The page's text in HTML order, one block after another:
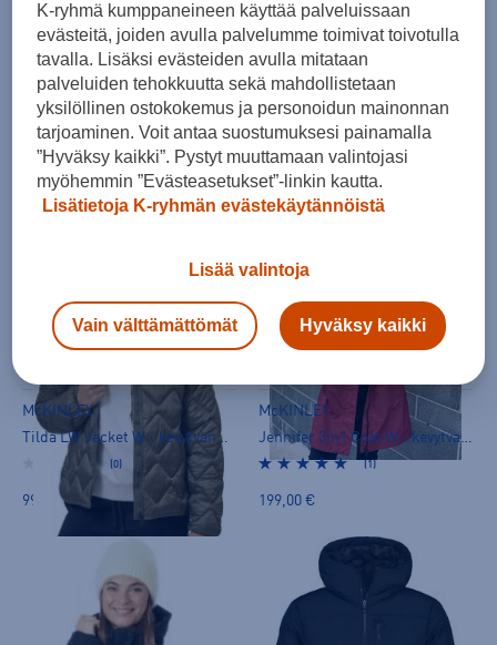
McKINLEY
Kicker Jacket Jr - toppatakki
(0)
149,00 €
McKINLEY
(0)
99,90 €
McKINLEY
Tilda LW Jacket W - kevytvanutakki
(0)
99,90 €
McKINLEY
Jennifer 3in1 Coat W - kevytvanutakki
(1)
199,00 €
K-ryhmä kumppaneineen käyttää palveluissaan
evästeitä, joiden avulla palvelumme toimivat toivotulla
tavalla. Lisäksi evästeiden avulla mitataan
palveluiden tehokkuutta sekä mahdollistetaan
yksilöllinen ostokokemus ja personoidun mainonnan
tarjoaminen. Voit antaa suostumuksesi painamalla
”Hyväksy kaikki”. Pystyt muuttamaan valintojasi
myöhemmin ”Evästeasetukset”-linkin kautta.
Lisätietoja K-ryhmän evästekäytännöistä
Lisää valintoja
Vain välttämättömät Hyväksy kaikki